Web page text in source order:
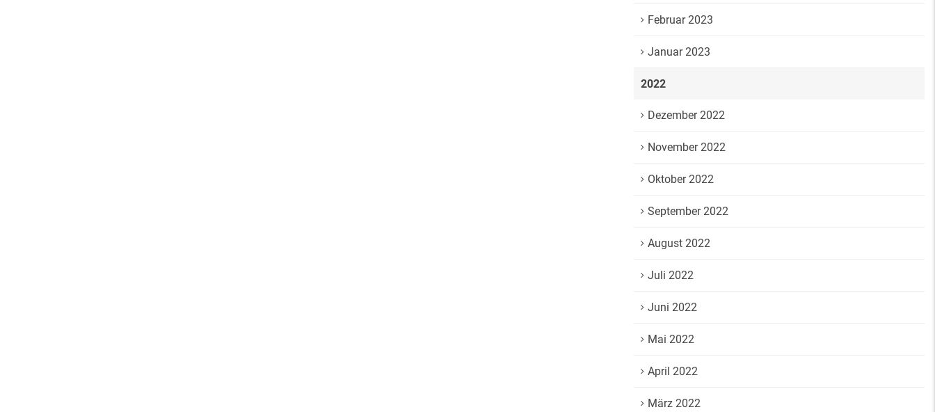
Februar 2023
Januar 2023
2022
Dezember 2022
November 2022
Oktober 2022
September 2022
August 2022
Juli 2022
Juni 2022
Mai 2022
April 2022
März 2022